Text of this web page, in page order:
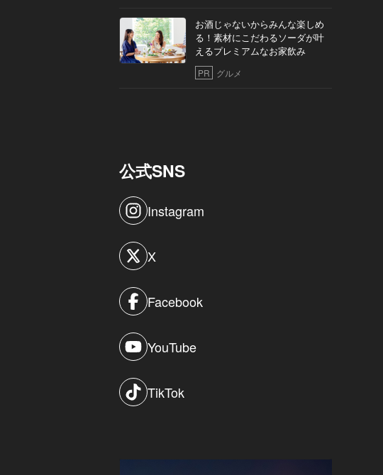
お酒じゃないからみんな楽しめ
る！素材にこだわるソーダが叶
えるプレミアムなお家飲み
PR グルメ
公式SNS
Instagram
X
Facebook
YouTube
TikTok